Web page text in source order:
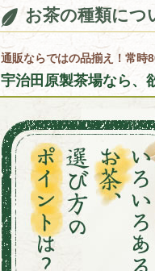
お茶の種類につ
通販ならではの品揃え！常時
宇治田原製茶場なら、